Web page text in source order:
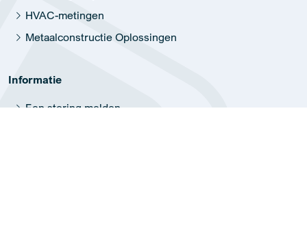
HVAC-metingen
Metaalconstructie Oplossingen
Informatie
Een storing melden